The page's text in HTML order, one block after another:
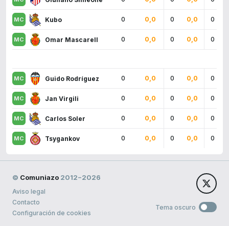
Kubo 0 0,0 0 0,0 0
Omar Mascarell 0 0,0 0 0,0 0
Guido Rodríguez 0 0,0 0 0,0 0
Jan Virgili 0 0,0 0 0,0 0
Carlos Soler 0 0,0 0 0,0 0
Tsygankov 0 0,0 0 0,0 0
© Comuniazo 2012−2026
Aviso legal
Contacto
Configuración de cookies
Tema oscuro